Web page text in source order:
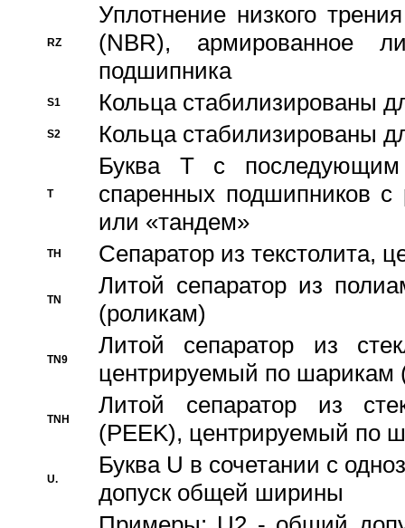
RZ
Уплотнение низкого
(NBR), армированное
подшипника
S1 Кольца стабилизированы
S2 Кольца стабилизированы
T
Буква T с
спаренных подшипников
или «тандем»
TH Сепаратор из текстолита,
TN
Литой сепаратор из
(роликам)
TN9
Литой сепаратор из
центрируемый по шарикам
TNH
Литой сепаратор из
(PEEK), центрируемый по
U.
Буква U в сочетании с
допуск общей ширины